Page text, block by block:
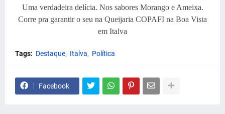
Uma verdadeira delícia. Nos sabores Morango e Ameixa.
Corre pra garantir o seu na Queijaria COPAFI na Boa Vista
em Italva
Tags: Destaque Italva Política
Facebook